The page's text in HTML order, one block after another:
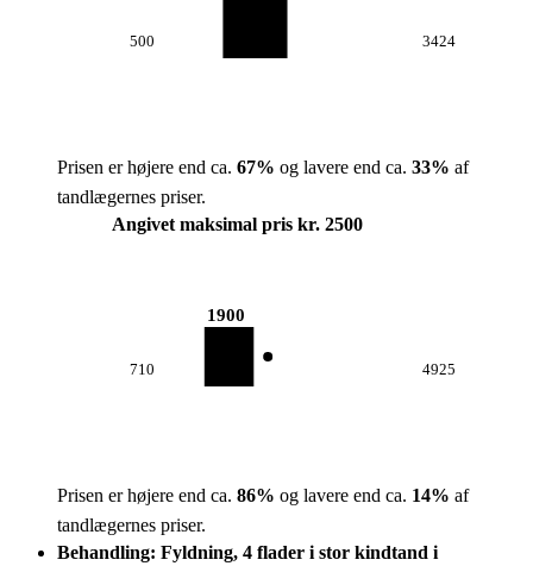
500 3424
Prisen er højere end ca. 67% og lavere end ca. 33% af
tandlægernes priser.
Angivet maksimal pris kr. 2500
710
1900
4925
Prisen er højere end ca. 86% og lavere end ca. 14% af
tandlægernes priser.
Behandling: Fyldning, 4 flader i stor kindtand i